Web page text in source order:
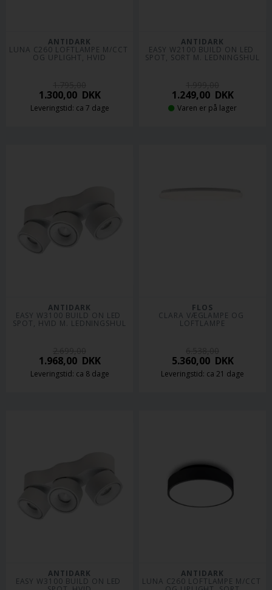
ANTIDARK
LUNA C260 LOFTLAMPE M/CCT
OG UPLIGHT, HVID
1.300,00DKK
Leveringstid: ca 7 dage
ANTIDARK
EASY W2100 BUILD ON LED
SPOT, SORT M. LEDNINGSHUL
1.249,00DKK
Varen er på lager
ANTIDARK
EASY W3100 BUILD ON LED
SPOT, HVID M. LEDNINGSHUL
1.968,00DKK
Leveringstid: ca 8 dage
FLOS
CLARA VÆGLAMPE OG
LOFTLAMPE
5.360,00DKK
Leveringstid: ca 21 dage
ANTIDARK
EASY W3100 BUILD ON LED
ANTIDARK
LUNA C260 LOFTLAMPE M/CCT